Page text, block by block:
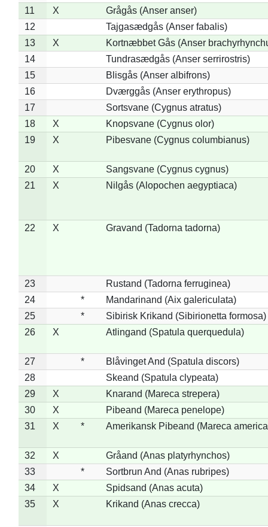
11
X
Grågås (Anser anser)
12
Tajgasædgås (Anser fabalis)
13
X
Kortnæbbet Gås (Anser
14
Tundrasædgås (Anser serrirostris)
15
Blisgås (Anser albifrons)
16
Dværggås (Anser erythropus)
17
Sortsvane (Cygnus atratus)
18
X
Knopsvane (Cygnus olor)
19
X Pibesvane (Cygnus columbianus)
20 X
Sangsvane (Cygnus cygnus)
21
X Nilgås (Alopochen aegyptiaca)
22 X Gravand (Tadorna tadorna)
23
Rustand (Tadorna ferruginea)
24
*
Mandarinand (Aix galericulata)
25
*
Sibirisk Krikand (Sibirionetta formosa)
26
X Atlingand (Spatula querquedula)
27 *
Blåvinget And (Spatula discors)
28
Skeand (Spatula clypeata)
29
X
Knarand (Mareca strepera)
30
X
Pibeand (Mareca penelope)
31
X * Amerikansk Pibeand (Mareca
32 X
Gråand (Anas platyrhynchos)
33
*
Sortbrun And (Anas rubripes)
34
X
Spidsand (Anas acuta)
35
X Krikand (Anas crecca)